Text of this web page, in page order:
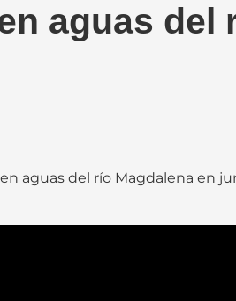
aguas del
aguas del río Magdalena en